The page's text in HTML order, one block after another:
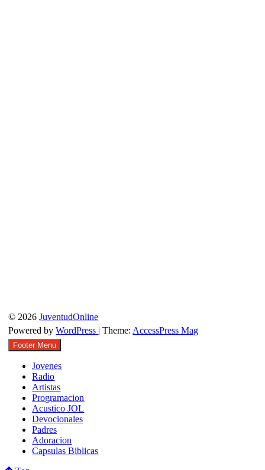
© 2026 JuventudOnline
Powered byWordPress | Theme: AccessPress Mag
Footer Menu
Jovenes
Radio
Artistas
Programacion
Acustico JOL
Devocionales
Padres
Adoracion
Capsulas Biblicas